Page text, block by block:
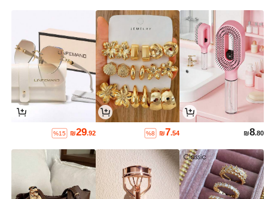
₪8.80
₪7.54
%8
₪29.92
%15